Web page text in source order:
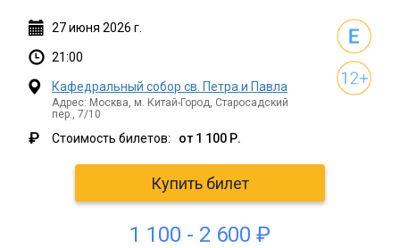
27июня 2026 г.
21:00
Кафедральный собор св. Петра и Павла
Адрес: Москва, м. Китай-Город, Старосадский
пер., 7/10
₽ Стоимость билетов: от 1 100 Р.
Купить билет
1 100 - 2 600 ₽